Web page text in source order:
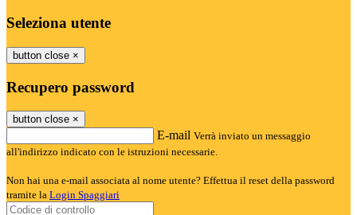
Seleziona utente
button close ×
Recupero password
button close ×
E-mail Verrà inviato un messaggio
all'indirizzo indicato con le istruzioni necessarie.
Non hai una e-mail associata al nome utente? Effettua il reset della password
tramite la Login Spaggiari